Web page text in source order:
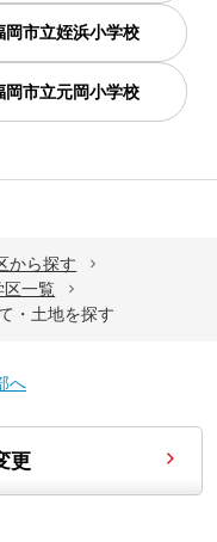
岡市立姪浜小学校
岡市立元岡小学校
から探す
区一覧
・土地を探す
へ
更